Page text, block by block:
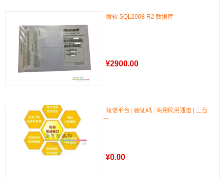
微软 SQL2008 R2 数据库
¥2900.00
短信平台 | 验证码 | 商用民用通道 | 三合
一
¥0.00